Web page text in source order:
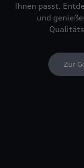
Ihnen passt.
und
Zur